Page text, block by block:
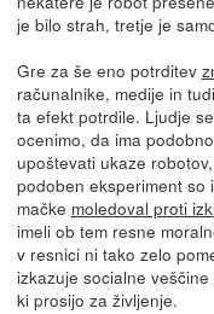
je bilo strah, tretje je
Gre za še eno potrditev
računalnike, medije in
ta efekt potrdile. Ljudje
ocenimo, da ima
upoštevati ukaze
podoben eksperiment so
mačke moledoval proti
imeli ob tem resne
v resnici ni tako zelo
izkazuje socialne
ki prosijo za življenje.